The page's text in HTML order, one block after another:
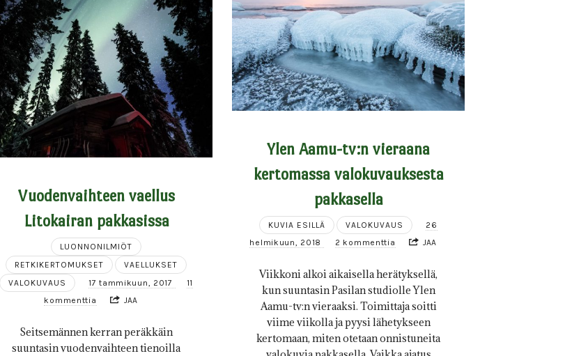
Ylen Aamu-tv:n vieraana
kertomassa valokuvauksesta
pakkasella
KUVIA ESILLÄ VALOKUVAUS
26
helmikuun, 2018
2 kommenttia JAA
Viikkoni alkoi aikaisella herätyksellä,
kun suuntasin Pasilan studiolle Ylen
Aamu-tv:n vieraaksi. Toimittaja soitti
viime viikolla ja pyysi lähetykseen
kertomaan, miten otetaan onnistuneita
Vuodenvaihteen vaellus
Litokairan pakkasissa
LUONNONILMIÖT
RETKIKERTOMUKSET
VAELLUKSET
VALOKUVAUS
17 tammikuun, 2017
11
kommenttia
JAA
Seitsemännen kerran peräkkäin
suuntasin vuodenvaihteen tienoilla